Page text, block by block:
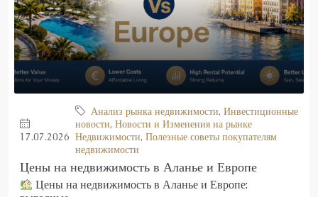
17.07.2026
Анализ рынка недвижимости, Инвестиционные
новости, Новости и Изменения на рынке
Недвижимости, Полезные советы покупателям
недвижимости
Цены на недвижимость в Аланье и Европе
Цены на недвижимость в Аланье и Европе: